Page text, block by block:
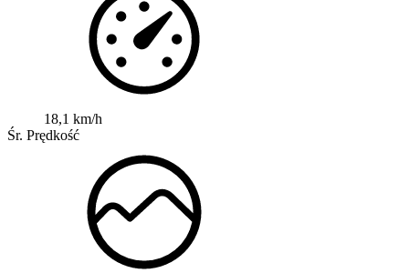
18,1 km/h
Śr. Prędkość